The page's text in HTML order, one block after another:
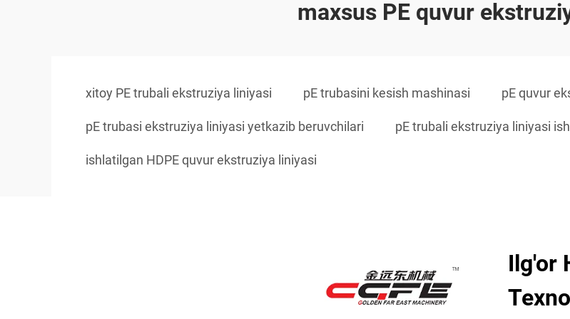
maxsus PE quvur
xitoy PE trubali ekstruziya liniyasi pE trubasini kesish mashinasi pE quvur
pE trubasi ekstruziya liniyasi yetkazib beruvchilari pE trubali ekstruziya liniyasi
ishlatilgan HDPE quvur ekstruziya liniyasi
Ilg'or